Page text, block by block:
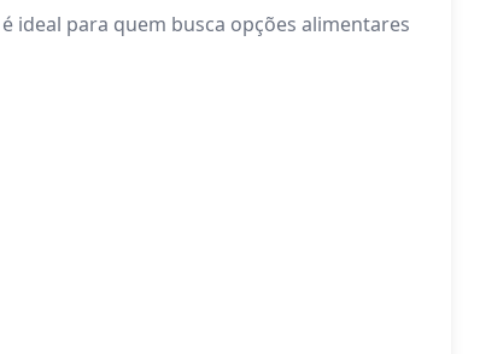
ideal para quem busca opções alimentares